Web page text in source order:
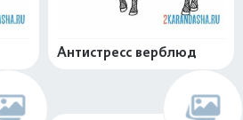
Антистресс верблюд